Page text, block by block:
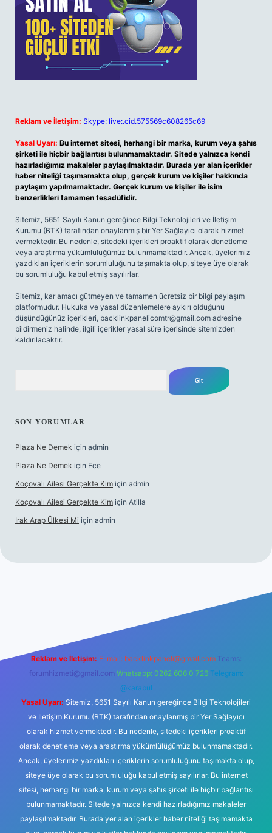
Reklam ve İletişim: Skype: live:.cid.575569c608265c69
Yasal Uyarı: Bu internet sitesi, herhangi bir marka, kurum veya şahıs
şirketi ile hiçbir bağlantısı bulunmamaktadır. Sitede yalnızca kendi
hazırladığımız makaleler paylaşılmaktadır. Burada yer alan içerikler
haber niteliği taşımamakta olup, gerçek kurum ve kişiler hakkında
paylaşım yapılmamaktadır. Gerçek kurum ve kişiler ile isim
benzerlikleri tamamen tesadüfidir.
Sitemiz, 5651 Sayılı Kanun gereğince Bilgi Teknolojileri ve İletişim
Kurumu (BTK) tarafından onaylanmış bir Yer Sağlayıcı olarak hizmet
vermektedir. Bu nedenle, sitedeki içerikleri proaktif olarak denetleme
veya araştırma yükümlülüğümüz bulunmamaktadır. Ancak, üyelerimiz
yazdıkları içeriklerin sorumluluğunu taşımakta olup, siteye üye olarak
bu sorumluluğu kabul etmiş sayılırlar.
Sitemiz, kar amacı gütmeyen ve tamamen ücretsiz bir bilgi paylaşım
platformudur. Hukuka ve yasal düzenlemelere aykırı olduğunu
düşündüğünüz içerikleri, backlinkpanelicomtr@gmail.com adresine
bildirmeniz halinde, ilgili içerikler yasal süre içerisinde sitemizden
kaldırılacaktır.
SON YORUMLAR
Plaza Ne Demek için admin
Plaza Ne Demek için Ece
Koçovalı Ailesi Gerçekte Kim için admin
Koçovalı Ailesi Gerçekte Kim için Atilla
Irak Arap Ülkesi Mi için admin
Reklam ve İletişim: E-mail: backlinkpaneli@gmail.com Teams:
forumhizmeti@gmail.com Whatsapp: 0262 606 0 726 Telegram:
@karabul
Yasal Uyarı: Sitemiz, 5651 Sayılı Kanun gereğince Bilgi Teknolojileri
ve İletişim Kurumu (BTK) tarafından onaylanmış bir Yer Sağlayıcı
olarak hizmet vermektedir. Bu nedenle, sitedeki içerikleri proaktif
olarak denetleme veya araştırma yükümlülüğümüz bulunmamaktadır.
Ancak, üyelerimiz yazdıkları içeriklerin sorumluluğunu taşımakta olup,
siteye üye olarak bu sorumluluğu kabul etmiş sayılırlar. Bu internet
sitesi, herhangi bir marka, kurum veya şahıs şirketi ile hiçbir bağlantısı
bulunmamaktadır. Sitede yalnızca kendi hazırladığımız makaleler
paylaşılmaktadır. Burada yer alan içerikler haber niteliği taşımamakta